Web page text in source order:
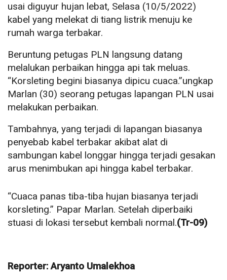
usai diguyur hujan lebat, Selasa (10/5/2022)
kabel yang melekat di tiang listrik menuju ke
rumah warga terbakar.
Beruntung petugas PLN langsung datang
melalukan perbaikan hingga api tak meluas.
“Korsleting begini biasanya dipicu cuaca.”ungkap
Marlan (30) seorang petugas lapangan PLN usai
melakukan perbaikan.
Tambahnya, yang terjadi di lapangan biasanya
penyebab kabel terbakar akibat alat di
sambungan kabel longgar hingga terjadi gesakan
arus menimbukan api hingga kabel terbakar.
“Cuaca panas tiba-tiba hujan biasanya terjadi
korsleting.” Papar Marlan. Setelah diperbaiki
stuasi di lokasi tersebut kembali normal.(Tr-09)
Reporter: Aryanto Umalekhoa